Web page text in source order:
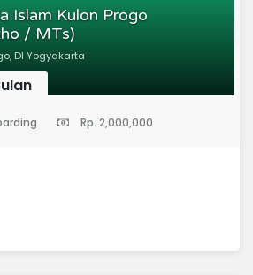
lain9. Diutamakan yang sudah
berkas (bagi yang lulus)
Kartu Pelajar) 3 LembarFC Kartu
pendidikan terakhir (Asli)Akte
keterangan sehat dari dokterSurat
tuaSurat rekomendasi tokoh atau
( Disediakan...
Islam Kulon Progo
/ MTs)
DI Yogyakarta
Rp. 2,000,000